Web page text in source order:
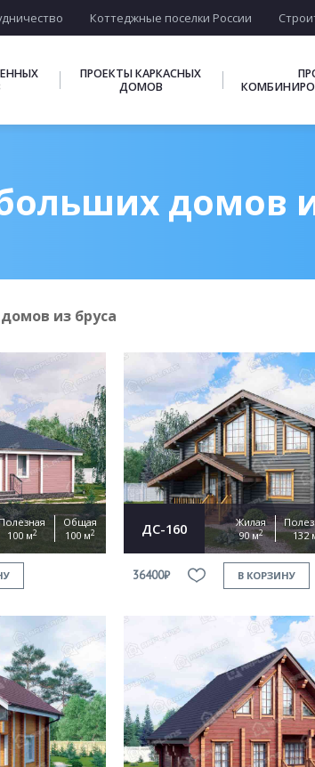
Коттеджные поселки России
ПРОЕКТЫ КАРКАСНЫХ
ДОМОВ
домов
из бруса
Полезная
100 м2
Общая
100 м2 ДС-160
Жилая
90 м2
132
36400₽ В КОРЗИНУ